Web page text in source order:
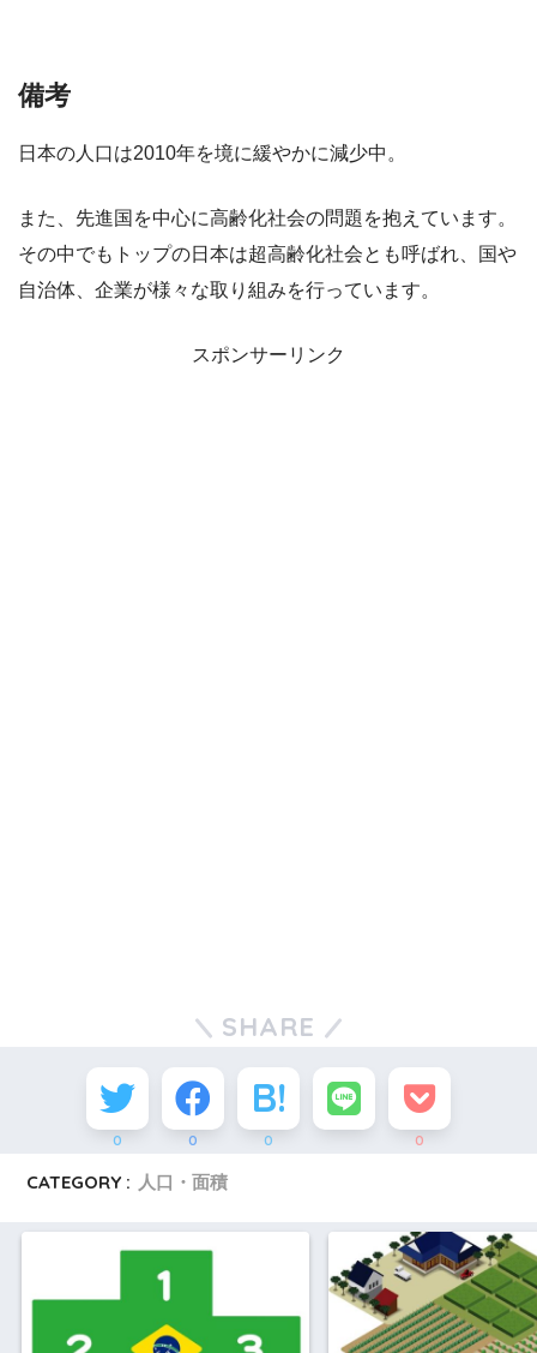
備考
日本の人口は2010年を境に緩やかに減少中。
また、先進国を中心に高齢化社会の問題を抱えています。
その中でもトップの日本は超高齢化社会とも呼ばれ、国や
自治体、企業が様々な取り組みを行っています。
スポンサーリンク
SHARE
0 0 0 0
CATEGORY : 人口・面積